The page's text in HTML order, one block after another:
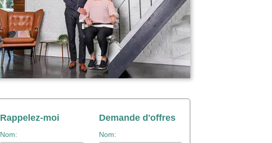
Rappelez-moi
Nom:
Demande d'offres
Nom: